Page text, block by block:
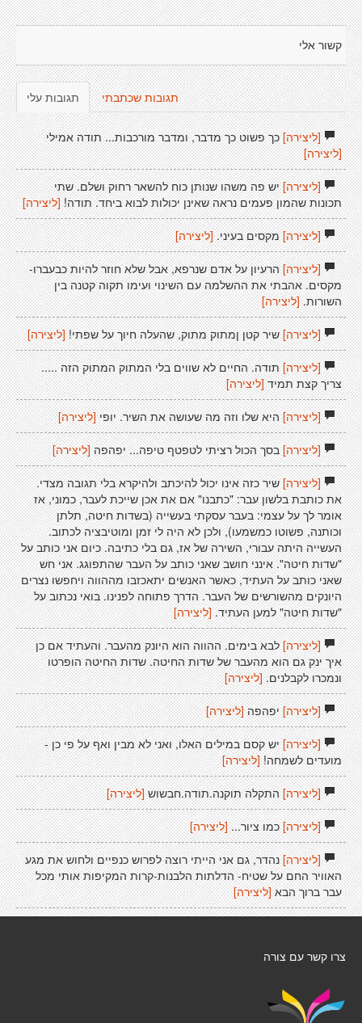
קשור אלי
תגובות עלי תגובות שכתבתי
[ליצירה]כך פשוט כך מדבר, ומדבר מורכבות... תודה אמילי
[ליצירה]
[ליצירה]יש פה משהו שנותן כוח להשאר רחוק ושלם. שתי
תכונות שהמון פעמים נראה שאינן יכולות לבוא ביחד. תודה! [ליצירה]
[ליצירה]מקסים בעיני. [ליצירה]
[ליצירה]הרעיון על אדם שנרפא, אבל שלא חוזר להיות כבעברו-
מקסים. אהבתי את ההשלמה עם השינוי ועימו תקוה קטנה בין
השורות.[ליצירה]
[ליצירה]שיר קטן ןמתוק מתוק, שהעלה חיוך על שפתי![ליצירה]
[ליצירה]תודה. החיים לא שווים בלי המתוק המתוק הזה .....
צריך קצת תמיד [ליצירה]
[ליצירה]היא שלו וזה מה שעושה את השיר. יופי [ליצירה]
[ליצירה]בסך הכול רציתי לטפטף טיפה... יפהפה [ליצירה]
[ליצירה]שיר כזה אינו יכול להיכתב ולהיקרא בלי תגובה מצדי.
את כותבת בלשון עבר: "כתבנו" אם את אכן שייכת לעבר, כמוני, אז
אומר לך על עצמי: בעבר עסקתי בעשייה (בשדות חיטה, תלתן
וכותנה, פשוטו כמשמעו), ולכן לא היה לי זמן ומוטיבציה לכתוב.
העשייה היתה עבורי, השירה של אז, גם בלי כתיבה. כיום אני כותב על
"שדות חיטה". אינני חושב שאני כותב על העבר שהתפוגג. אני חש
שאני כותב על העתיד, כאשר האנשים יתאכזבו מההווה ויחפשו נצרים
היונקים מהשורשים של העבר. הדרך פתוחה לפנינו. בואי נכתוב על
"שדות חיטה" למען העתיד. [ליצירה]
[ליצירה]לבא בימים. ההווה הוא היונק מהעבר. והעתיד אם כן
איך ינק גם הוא מהעבר של שדות החיטה. שדות החיטה הופרטו
ונמכרו לקבלנים.[ליצירה]
[ליצירה]יפהפה [ליצירה]
[ליצירה]יש קסם במילים האלו, ואני לא מבין ואף על פי כן -
מועדים לשמחה! [ליצירה]
[ליצירה]התקלה תוקנה.תודה.חבשוש [ליצירה]
[ליצירה]כמו ציור... [ליצירה]
[ליצירה]נהדר, גם אני הייתי רוצה לפרוש כנפיים ולחוש את מגע
האוויר החם על שטיח- הדלתות הלבנות-קרות המקיפות אותי מכל
עבר ברוך הבא [ליצירה]
צרו קשר עם צורה